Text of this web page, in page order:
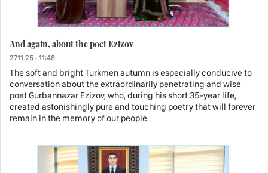
And again, about the poet Ezizov
27.11.25 - 11:48
The soft and bright Turkmen autumn is especially conducive to
conversation about the extraordinarily penetrating and wise
poet Gurbannazar Ezizov, who, during his short 35-year life,
created astonishingly pure and touching poetry that will forever
remain in the memory of our people.